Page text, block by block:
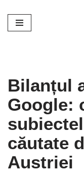
Sari
Bilanțul
Google:
căutate
Austriei